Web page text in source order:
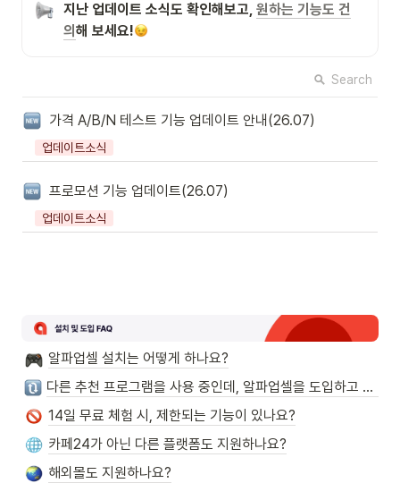
지난 업데이트 소식도 확인해보고, 원하는 기능도 건
의 해 보세요!
Search
가격 A/B/N 테스트 기능 업데이트 안내(26.07)
업데이트소식
프로모션 기능 업데이트(26.07)
업데이트소식
알파업셀 설치는 어떻게 하나요?
다른 추천 프로그램을 사용 중인데, 알파업셀을 도입하고 싶어요!
14일 무료 체험 시, 제한되는 기능이 있나요?
카페24가 아닌 다른 플랫폼도 지원하나요?
해외몰도 지원하나요?